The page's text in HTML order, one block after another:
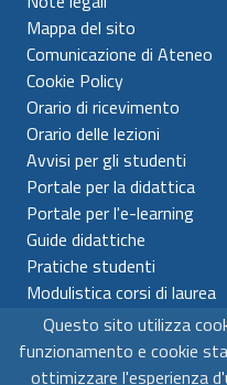
Questo sito utilizza
funzionamento e cookie
ottimizzare l'esperienza
Mappa del sito
Comunicazione di Ateneo
Cookie Policy
Orario di ricevimento
Orario delle lezioni
Avvisi per gli studenti
Portale per la didattica
Portale per l'e-learning
Guide didattiche
Pratiche studenti
Modulistica corsi di laurea
Universitá
C.F.